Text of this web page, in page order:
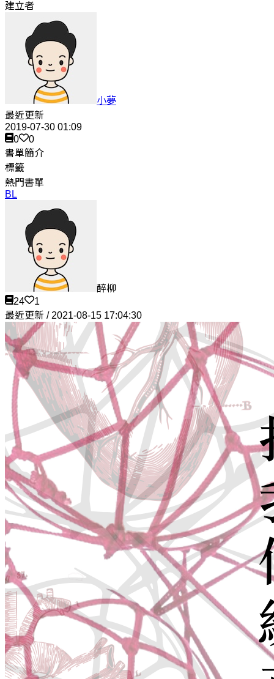
建立者
小夢
最近更新
2019-07-30 01:09
0
0
書單簡介
標籤
熱門書單
BL
醉柳
24
1
最近更新 / 2021-08-15 17:04:30